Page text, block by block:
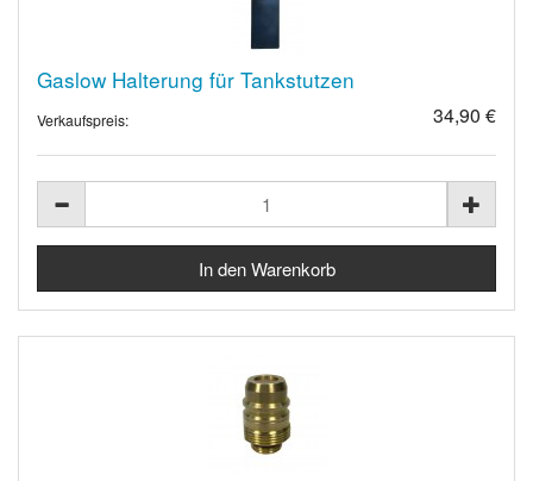
Gaslow Halterung für Tankstutzen
Verkaufspreis: 34,90 €